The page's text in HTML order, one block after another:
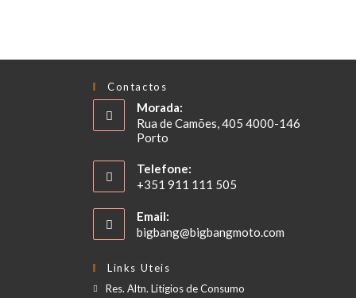
Contactos
Morada:
Rua de Camões, 405 4000-146
Porto
Telefone:
+351 911 111 505
Email:
bigbang@bigbangmoto.com
Links Uteis
Res. Altn. Litígios de Consumo